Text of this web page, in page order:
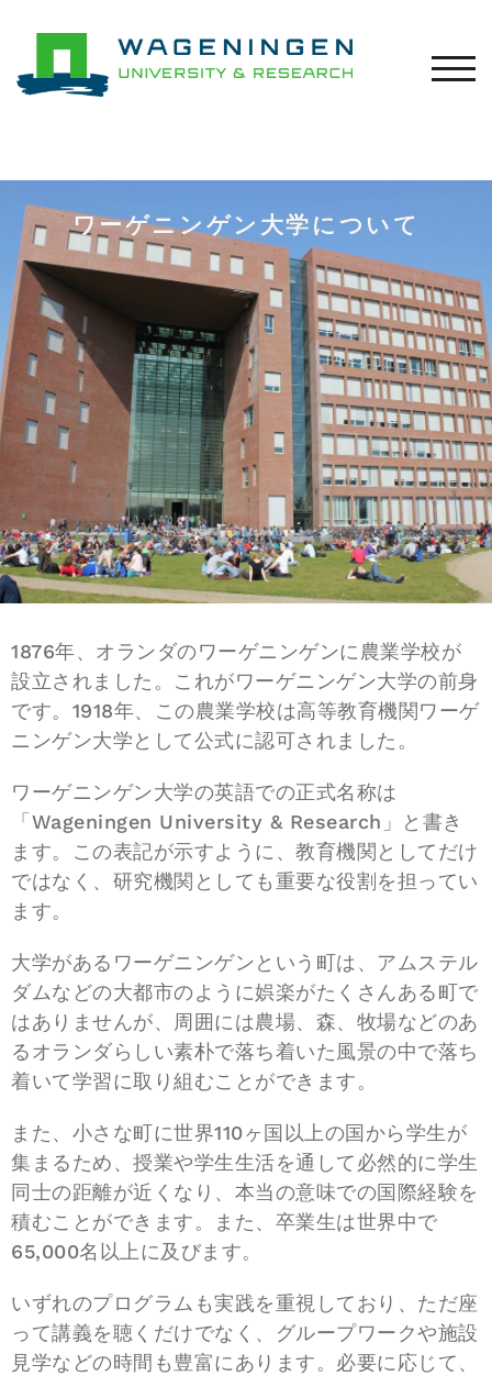
モバ
ワーゲニンゲン大学について
1876年、オランダのワーゲニンゲンに農業学校が
設立されました。これがワーゲニンゲン大学の前身
です。1918年、この農業学校は高等教育機関ワーゲ
ニンゲン大学として公式に認可されました。
ワーゲニンゲン大学の英語での正式名称は
「Wageningen University & Research」と書き
ます。この表記が示すように、教育機関としてだけ
ではなく、研究機関としても重要な役割を担ってい
ます。
大学があるワーゲニンゲンという町は、アムステル
ダムなどの大都市のように娯楽がたくさんある町で
はありませんが、周囲には農場、森、牧場などのあ
るオランダらしい素朴で落ち着いた風景の中で落ち
着いて学習に取り組むことができます。
また、小さな町に世界110ヶ国以上の国から学生が
集まるため、授業や学生生活を通して必然的に学生
同士の距離が近くなり、本当の意味での国際経験を
積むことができます。また、卒業生は世界中で
65,000名以上に及びます。
いずれのプログラムも実践を重視しており、ただ座
って講義を聴くだけでなく、グループワークや施設
見学などの時間も豊富にあります。必要に応じて、